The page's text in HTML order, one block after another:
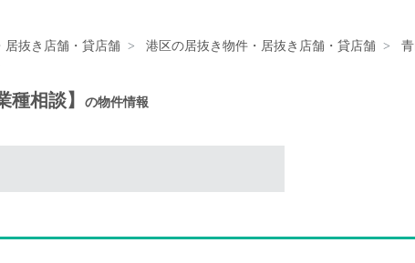
居抜き店舗・貸店舗 港区の居抜き物件・居抜き店舗・貸店舗
相談】 の物件情報